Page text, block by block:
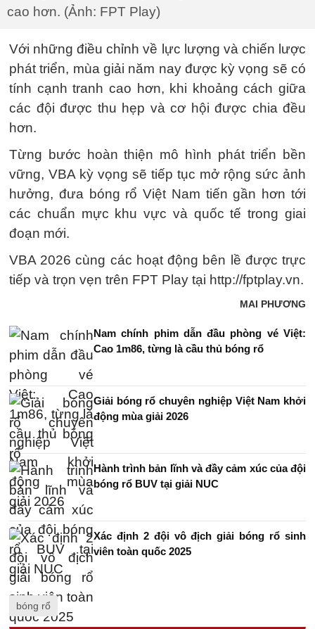
cao hơn. (Ảnh: FPT Play)
Với những điều chỉnh về lực lượng và chiến lược
phát triển, mùa giải năm nay được kỳ vọng sẽ có
tính cạnh tranh cao hơn, khi khoảng cách giữa
các đội được thu hẹp và cơ hội được chia đều
hơn.
Từng bước hoàn thiện mô hình phát triển bền
vững, VBA kỳ vọng sẽ tiếp tục mở rộng sức ảnh
hưởng, đưa bóng rổ Việt Nam tiến gần hơn tới
các chuẩn mực khu vực và quốc tế trong giai
đoạn mới.
VBA 2026 cùng các hoạt động bên lề được trực
tiếp và trọn vẹn trên FPT Play tại http://fptplay.vn.
MAI PHƯƠNG
Nam chính phim dẫn đầu phòng vé Việt:
Cao 1m86, từng là cầu thủ bóng rổ
Giải bóng rổ chuyên nghiệp Việt Nam khởi
động mùa giải 2026
Hành trình bản lĩnh và đầy cảm xúc của đội
bóng rổ BUV tại giải NUC
Xác định 2 đội vô địch giải bóng rổ sinh
viên toàn quốc 2025
bóng rổ